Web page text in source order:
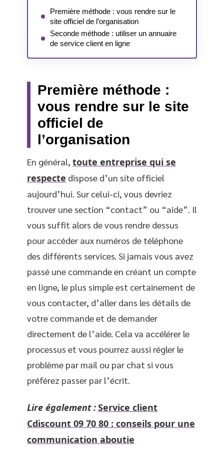
Première méthode : vous rendre sur le
site officiel de l’organisation
Seconde méthode : utiliser un annuaire
de service client en ligne
Première méthode :
vous rendre sur le site
officiel de
l’organisation
En général, toute entreprise qui se
respecte dispose d’un site officiel
aujourd’hui. Sur celui-ci, vous devriez
trouver une section “contact” ou “aide”. Il
vous suffit alors de vous rendre dessus
pour accéder aux numéros de téléphone
des différents services. Si jamais vous avez
passé une commande en créant un compte
en ligne, le plus simple est certainement de
vous contacter, d’aller dans les détails de
votre commande et de demander
directement de l’aide. Cela va accélérer le
processus et vous pourrez aussi régler le
problème par mail ou par chat si vous
préférez passer par l’écrit.
Lire également :Service client
Cdiscount 09 70 80 : conseils pour une
communication aboutie